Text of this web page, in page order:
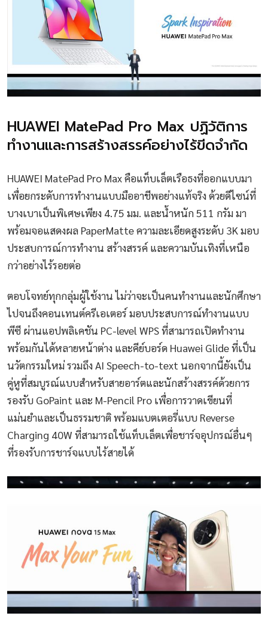
HUAWEI MatePad Pro Max ปฏิวัติการ
ทำงานและการสร้างสรรค์อย่างไร้ขีดจำกัด
HUAWEI MatePad Pro Max คือแท็บเล็ตเรือธงที่ออกแบบมา
เพื่อยกระดับการทำงานแบบมืออาชีพอย่างแท้จริง ด้วยดีไซน์ที่
บางเบาเป็นพิเศษเพียง 4.75 มม. และน้ำหนัก 511 กรัม มา
พร้อมจอแสดงผล PaperMatte ความละเอียดสูงระดับ 3K มอบ
ประสบการณ์การทำงาน สร้างสรรค์ และความบันเทิงที่เหนือ
กว่าอย่างไร้รอยต่อ
ตอบโจทย์ทุกกลุ่มผู้ใช้งาน ไม่ว่าจะเป็นคนทำงานและนักศึกษา
ไปจนถึงคอนเทนต์ครีเอเตอร์ มอบประสบการณ์ทำงานแบบ
พีซี ผ่านแอปพลิเคชัน PC-level WPS ที่สามารถเปิดทำงาน
พร้อมกันได้หลายหน้าต่าง และคีย์บอร์ด Huawei Glide ที่เป็น
นวัตกรรมใหม่ รวมถึง AI Speech-to-text นอกจากนี้ยังเป็น
คู่หูที่สมบูรณ์แบบสำหรับสายอาร์ตและนักสร้างสรรค์ด้วยการ
รองรับ GoPaint และ M-Pencil Pro เพื่อการวาดเขียนที่
แม่นยำและเป็นธรรมชาติ พร้อมแบตเตอรี่แบบ Reverse
Charging 40W ที่สามารถใช้แท็บเล็ตเพื่อชาร์จอุปกรณ์อื่นๆ
ที่รองรับการชาร์จแบบไร้สายได้